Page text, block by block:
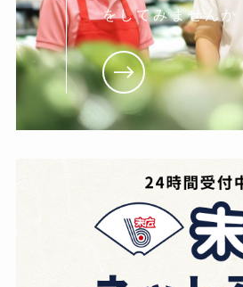
をしてみませんか